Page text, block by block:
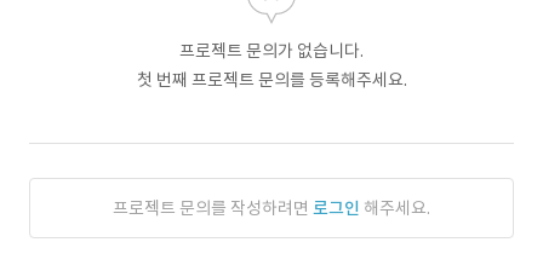
프로젝트 문의가 없습니다.
첫 번째 프로젝트 문의를 등록해주세요.
프로젝트 문의를 작성하려면 로그인 해주세요.